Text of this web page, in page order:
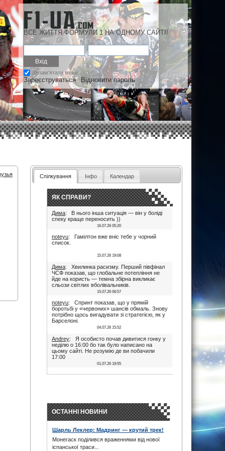
ВСЕ ЖИТТЯ ФОРМУЛИ 1 НА ОДНОМУ САЙТІ!
запам'ятати мене
Зареєструваться Відновити пароль
Спілкування Інфо Календар
ЯК СПРАВИ?
Дима: В нього інша ситуація — він у боліді
спеку краще переносить ))
16.07.26 05:20
noteyu: Гамілтон вже вніс тебе у чорний
список.
15.07.26 19:08
Дима: Хвилинка расизму. Перший півфінал
ЧСФ показав, що глобальне потепління не
йде на користь — темна збірна викликає
сльози світлих вболівальників.
15.07.26 06:57
noteyu: Спринт показав, що у прямій
боротьбі у «червоних» шансів обмаль. Знову
потрібно щось вигадувати зі стратегією, як у
Барселоні.
04.07.26 15:52
Andrey: Я особисто почав дивитися гонку у
неділю о 16:00 бо так було написано на
цьому сайті. Не розумію де ви побачили
17:00
01.07.26 19:55
Дима: Іди на..., я не заповнюю ці поля. В
maxizh: Було написано початок в 17:00. Не
трусі. Якщо руко-жоп, то визнай і сиди
тихесенько, вчись якісно працювати.
Дима: То злийся нафіг звідси, початок гонки
в 16:00. Все правильно написано було.
Червоних перехвалили. Що творили їх
ОСТАННІ НОВИНИ
Шарль Леклер: Мадринг — крутий трек!
Монегаск поділився враженнями від нової
іспанської траси...